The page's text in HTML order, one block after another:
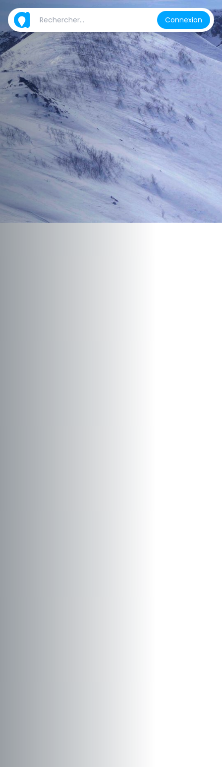
Connexion